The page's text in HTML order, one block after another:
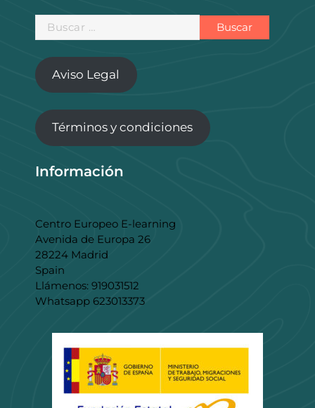
Buscar:
Aviso Legal
Términos y condiciones
Información
Centro Europeo E-learning
Avenida de Europa 26
28224 Madrid
Spain
Llámenos: 919031512
Whatsapp 623013373